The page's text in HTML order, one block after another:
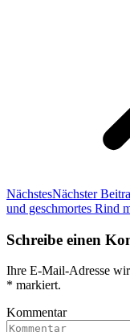
NächstesNächster
und geschmortes Rind
Schreibe einen
Ihre E-Mail-Adresse
* markiert.
Kommentar